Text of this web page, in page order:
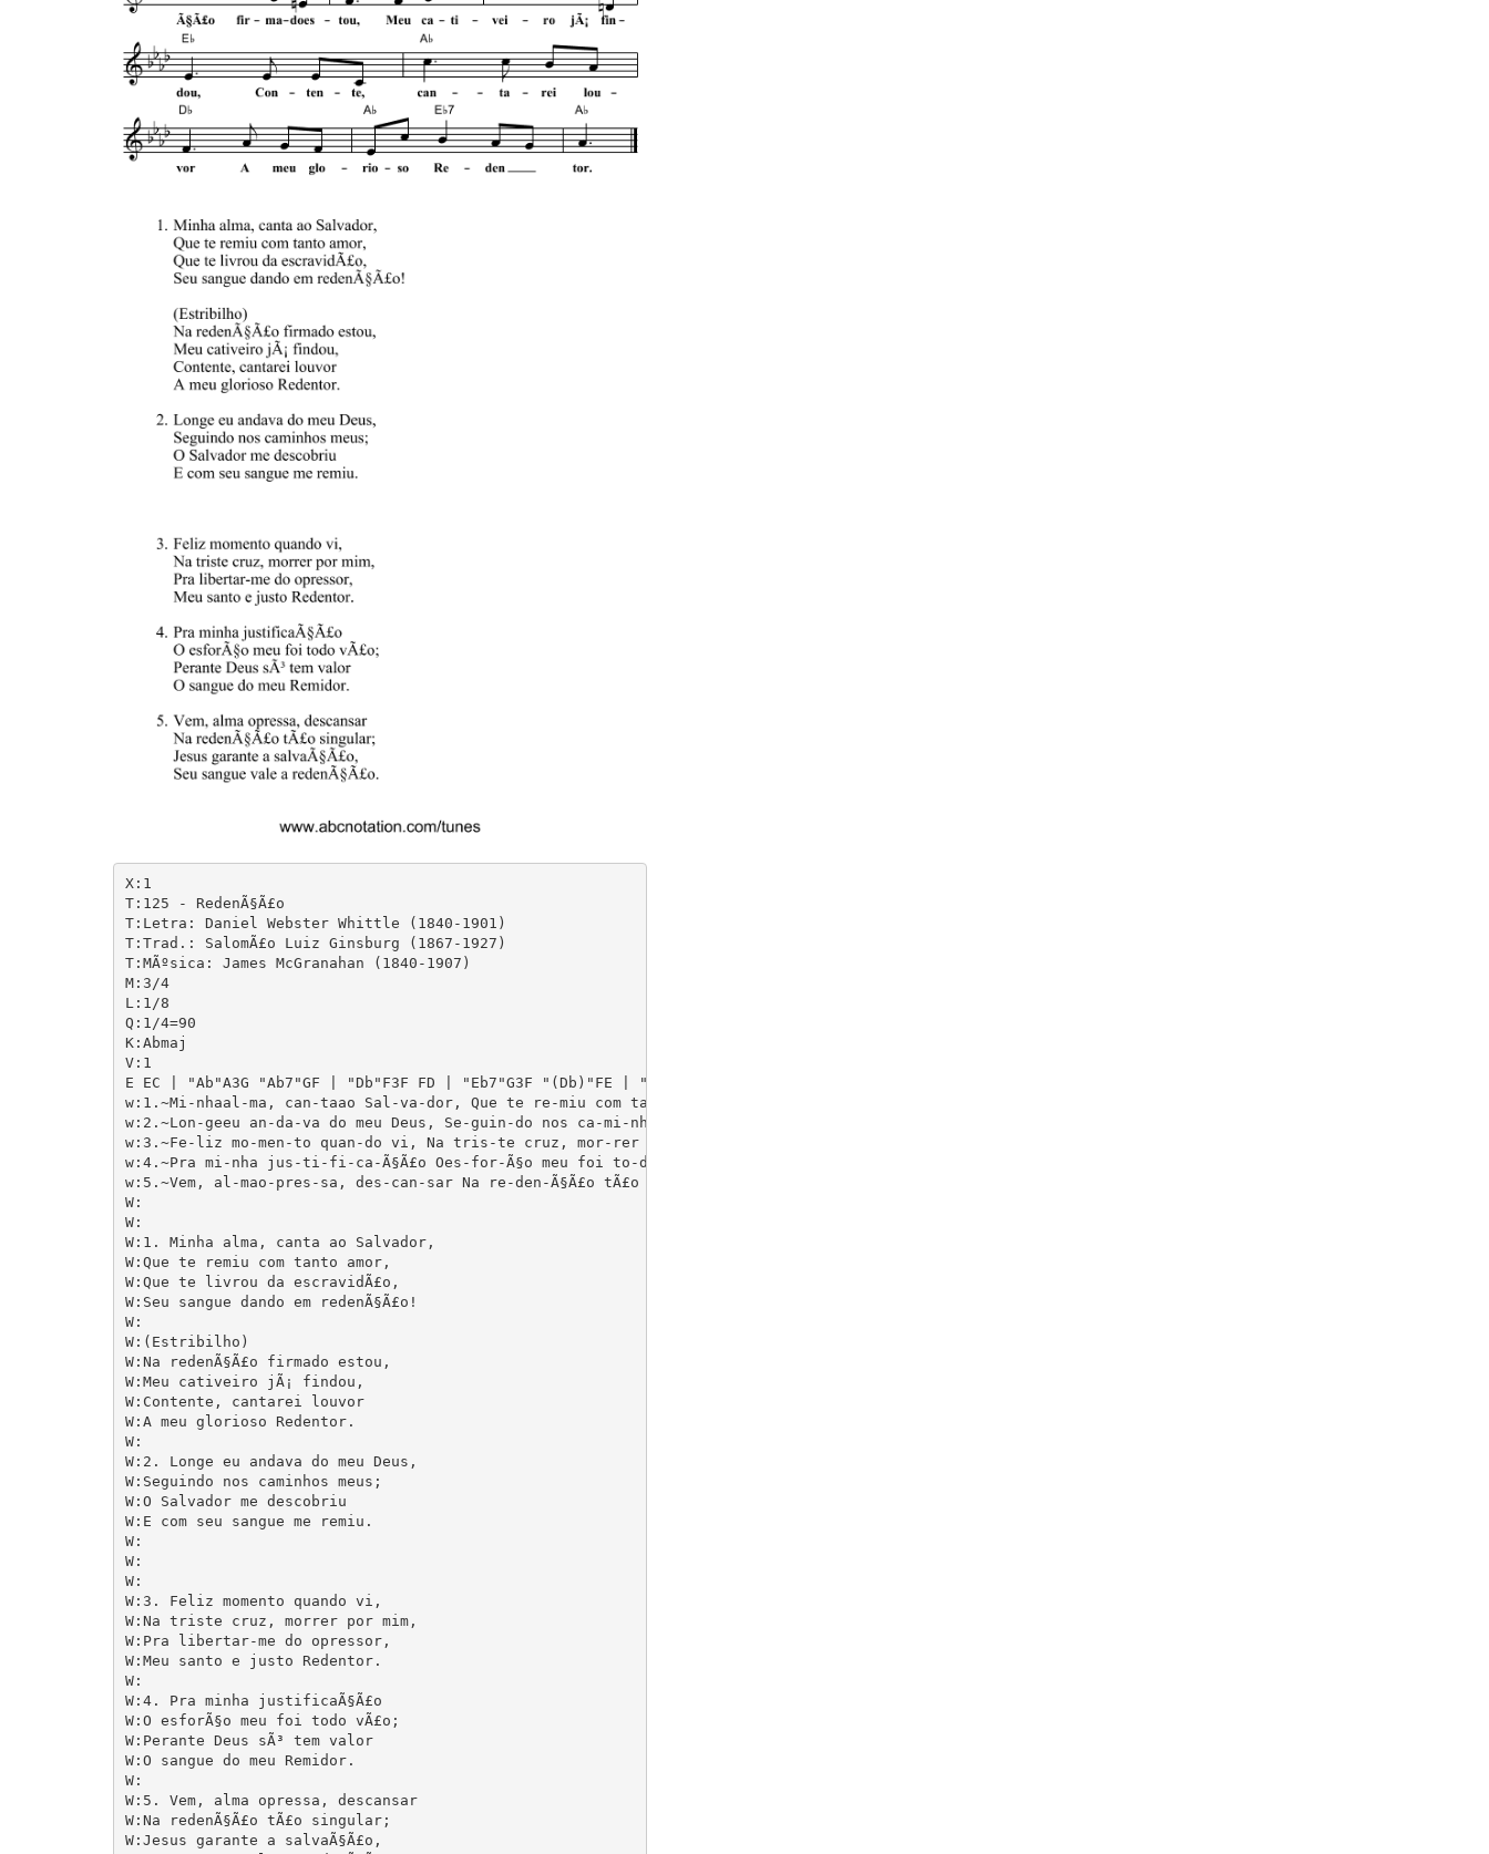
X:1
T:125 - RedenÃ§Ã£o
T:Letra: Daniel Webster Whittle (1840-1901)
T:Trad.: SalomÃ£o Luiz Ginsburg (1867-1927)
T:MÃºsica: James McGranahan (1840-1907)
M:3/4
L:1/8
Q:1/4=90
K:Abmaj
V:1
E EC | "Ab"A3G "Ab7"GF | "Db"F3F FD | "Eb7"G3F "(Db)"FE | "Ab"E3E EC | c3c BA | "Db"F3A GF | "Ab"Ec "Eb7"B2 AG | "Ab"A3 || E FG | "Fm"A3A "C7"G=E |
w:1.~Mi-nhaal-ma, can-taao Sal-va-dor, Que te re-miu com tan-toa-mor, Que te li-vrou daes-cra-vi-dÃ£o, Seu san-gue dan-doem re-den_Ã§Ã£o!
w:2.~Lon-geeu an-da-va do meu Deus, Se-guin-do nos ca-mi-nhos meus; O Sal-va-dor me des-co-briu E com seu san-gue me re_miu.
w:3.~Fe-liz mo-men-to quan-do vi, Na tris-te cruz, mor-rer por mim, Pra li-ber-tar-me doo-pres-sor, Meu san-toe jus-to Re-den_tor.
w:4.~Pra mi-nha jus-ti-fi-ca-Ã§Ã£o Oes-for-Ã§o meu foi to-do vÃ£o; Pe-ran-te Deus sÃ³ tem va-lor O san-gue do meu Re-mi_dor.
w:5.~Vem, al-mao-pres-sa, des-can-sar Na re-den-Ã§Ã£o tÃ£o sin-gu-lar; Je-sus ga-ran-tea sal-va-Ã§Ã£o, Seu san-gue va-lea re-den_Ã§Ã£o.
W:
W:
W:1. Minha alma, canta ao Salvador,
W:Que te remiu com tanto amor,
W:Que te livrou da escravidÃ£o,
W:Seu sangue dando em redenÃ§Ã£o!
W:
W:(Estribilho)
W:Na redenÃ§Ã£o firmado estou,
W:Meu cativeiro jÃ¡ findou,
W:Contente, cantarei louvor
W:A meu glorioso Redentor.
W:
W:2. Longe eu andava do meu Deus,
W:Seguindo nos caminhos meus;
W:O Salvador me descobriu
W:E com seu sangue me remiu.
W:
W:
W:
W:3. Feliz momento quando vi,
W:Na triste cruz, morrer por mim,
W:Pra libertar-me do opressor,
W:Meu santo e justo Redentor.
W:
W:4. Pra minha justificaÃ§Ã£o
W:O esforÃ§o meu foi todo vÃ£o;
W:Perante Deus sÃ³ tem valor
W:O sangue do meu Remidor.
W:
W:5. Vem, alma opressa, descansar
W:Na redenÃ§Ã£o tÃ£o singular;
W:Jesus garante a salvaÃ§Ã£o,